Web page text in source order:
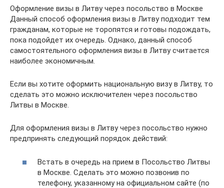
Оформление визы в Литву через посольство в Москве
Данный способ оформления визы в Литву подходит тем
гражданам, которые не торопятся и готовы подождать,
пока подойдет их очередь. Однако, данный способ
самостоятельного оформления визы в Литву считается
наиболее экономичным.
Если вы хотите оформить национальную визу в Литву, то
сделать это можно исключителен через посольство
Литвы в Москве.
Для оформления визы в Литву через посольство нужно
предпринять следующий порядок действий:
Встать в очередь на прием в Посольство Литвы
в Москве. Сделать это можно позвонив по
телефону, указанному на официальном сайте (по